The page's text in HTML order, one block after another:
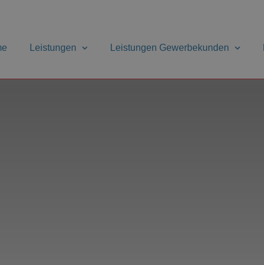
Leistungen Leistungen Gewerbekunden